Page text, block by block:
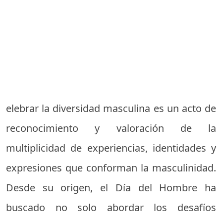
elebrar la diversidad masculina es un acto de
reconocimiento y valoración de la
multiplicidad de experiencias, identidades y
expresiones que conforman la masculinidad.
Desde su origen, el Día del Hombre ha
buscado no solo abordar los desafíos